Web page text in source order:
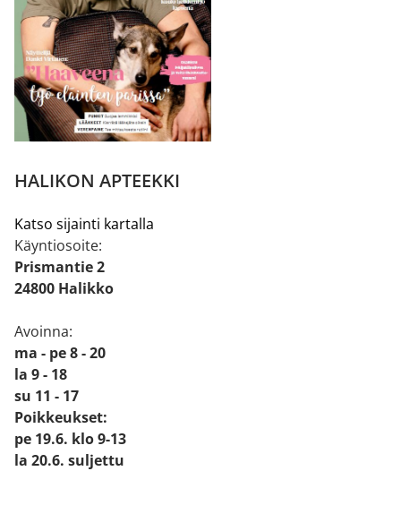
HALIKON APTEEKKI
Katso sijainti kartalla
Käyntiosoite:
Prismantie 2
24800 Halikko
Avoinna:
ma - pe 8 - 20
la 9 - 18
su 11 - 17
Poikkeukset:
pe 19.6. klo 9-13
la 20.6. suljettu